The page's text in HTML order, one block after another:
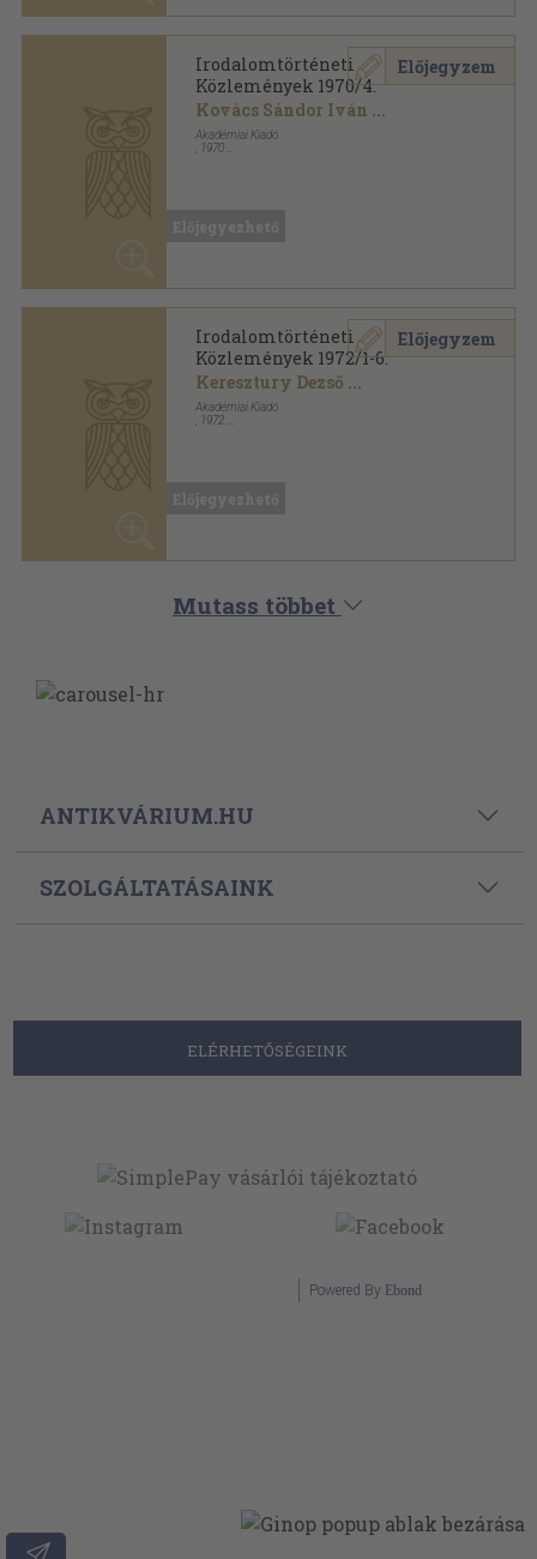
Irodalomtörténeti
Közlemények 1972/1-6.
Keresztury Dezső...
Akadémiai Kiadó
,1972
Fűzött papírkötés ,761 oldal
Előjegyzem
Mutass többet
SZOLGÁLTATÁSAINK